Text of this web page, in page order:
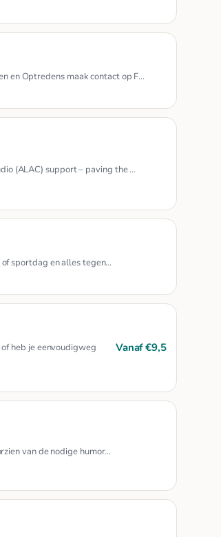
en Optredens maak contact op F…
(ALAC) support – paving the …
sportdag en alles tegen…
heb je eenvoudigweg
Vanaf €9,5
van de nodige humor…